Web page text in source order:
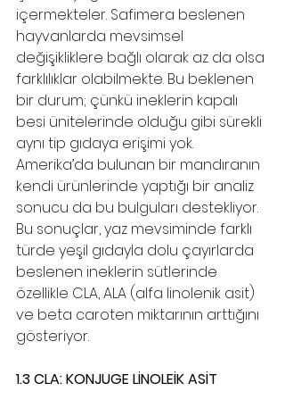
içermekteler. Safimera beslenen
hayvanlarda mevsimsel
değişikliklere bağlı olarak az da olsa
farklılıklar olabilmekte. Bu beklenen
bir durum; çünkü ineklerin kapalı
besi ünitelerinde olduğu gibi sürekli
aynı tip gıdaya erişimi yok.
Amerika’da bulunan bir mandıranın
kendi ürünlerinde yaptığı bir analiz
sonucu da bu bulguları destekliyor.
Bu sonuçlar, yaz mevsiminde farklı
türde yeşil gıdayla dolu çayırlarda
beslenen ineklerin sütlerinde
özellikle CLA, ALA (alfa linolenik asit)
ve beta caroten miktarının arttığını
gösteriyor.
1.3 CLA: KONJUGE LİNOLEİK ASİT